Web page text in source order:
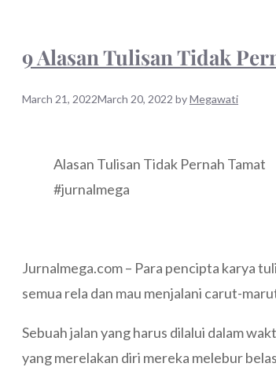
9 Alasan Tulisan Tidak
March 21, 2022March 20, 2022 byMegawati
Alasan Tulisan Tidak Pernah Tamat
#jurnalmega
Jurnalmega.com – Para pencipta karya
semua rela dan mau menjalani carut-
Sebuah jalan yang harus dilalui dalam
yang merelakan diri mereka melebur